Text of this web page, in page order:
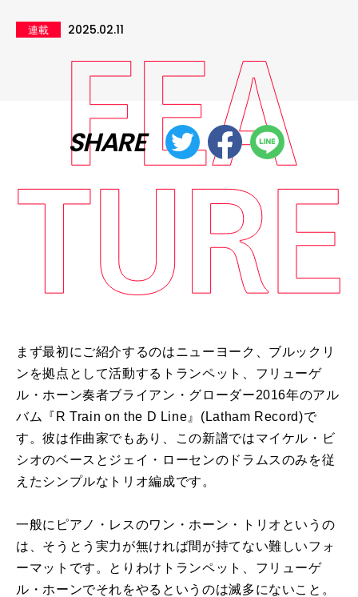
連載 2025.02.11
SHARE
まず最初にご紹介するのはニューヨーク、ブルックリ
ンを拠点として活動するトランペット、フリューゲ
ル・ホーン奏者ブライアン・グローダー2016年のアル
バム『R Train on the D Line』(Latham Record)で
す。彼は作曲家でもあり、この新譜ではマイケル・ビ
シオのベースとジェイ・ローセンのドラムスのみを従
えたシンプルなトリオ編成です。
一般にピアノ・レスのワン・ホーン・トリオというの
は、そうとう実力が無ければ間が持てない難しいフォ
ーマットです。とりわけトランペット、フリューゲ
ル・ホーンでそれをやるというのは滅多にないこと。